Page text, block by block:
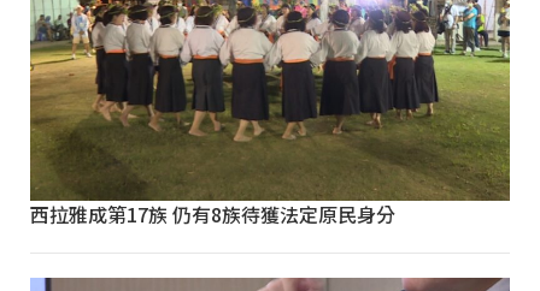
西拉雅成第17族 仍有8族待獲法定原民身分